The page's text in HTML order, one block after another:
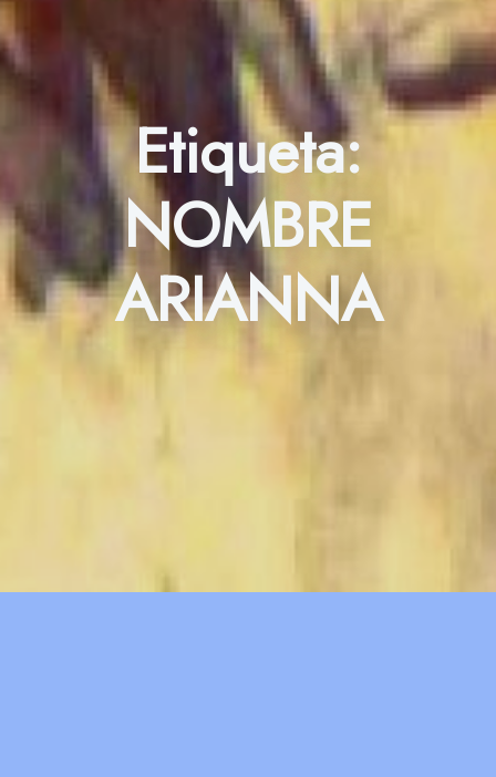
Etiqueta:
NOMBRE
ARIANNA